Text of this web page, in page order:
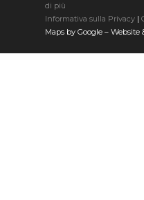
di più
Informativa sulla Privacy |
Maps by Google –